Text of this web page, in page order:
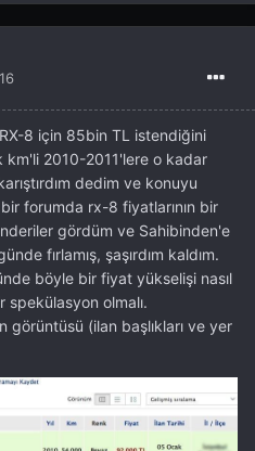
8 için 85bin TL istendiğini
2010-2011'lere o kadar
dedim ve konuyu
forumda rx-8 fiyatlarının bir
gördüm ve Sahibinden'e
fırlamış, şaşırdım kaldım.
böyle bir fiyat yükselişi nasıl
olmalı.
(ilan başlıkları ve yer